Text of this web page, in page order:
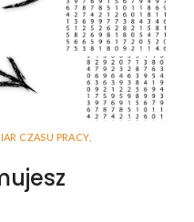
CZASU PRACY,